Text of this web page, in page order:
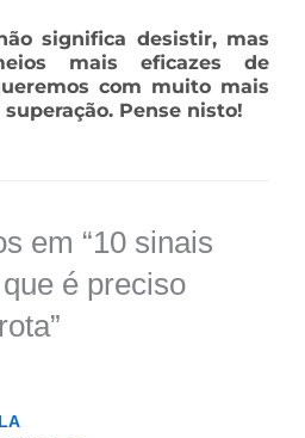
significa desistir, mas
mais eficazes de
com muito mais
Pense nisto!
em “10 sinais
é preciso